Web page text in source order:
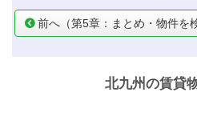
前へ（第5章：まとめ・物件を
北九州の賃貸